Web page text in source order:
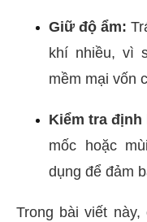
Giữ độ ẩm:
khí nhiều, vì
mềm mại vốn
Kiểm tra định
mốc hoặc
dụng để đảm
Trong bài viết